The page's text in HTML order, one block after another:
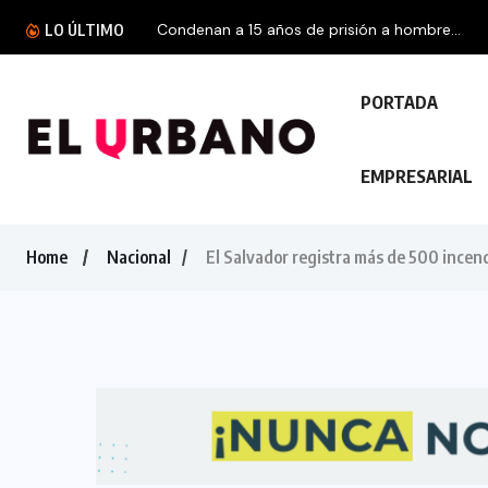
LO ÚLTIMOCondenan a 15 años de prisión a hombre...
PORTADA
EMPRESARIAL
Home Nacional El Salvador registra más de 500